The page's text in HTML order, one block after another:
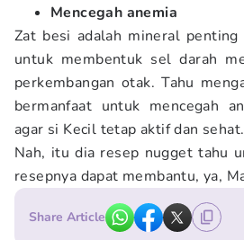
Mencegah anemia
Zat besi adalah mineral
untuk membentuk sel darah
perkembangan otak. Tahu
bermanfaat untuk mencegah
agar si Kecil tetap aktif dan sehat.
Nah, itu dia resep nugget tahu
resepnya dapat membantu, ya,
Share Article